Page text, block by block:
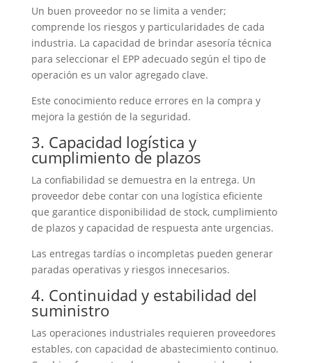
Un buen proveedor no se limita a vender;
comprende los riesgos y particularidades de cada
industria. La capacidad de brindar asesoría técnica
para seleccionar el EPP adecuado según el tipo de
operación es un valor agregado clave.
Este conocimiento reduce errores en la compra y
mejora la gestión de la seguridad.
3. Capacidad logística y
cumplimiento de plazos
La confiabilidad se demuestra en la entrega. Un
proveedor debe contar con una logística eficiente
que garantice disponibilidad de stock, cumplimiento
de plazos y capacidad de respuesta ante urgencias.
Las entregas tardías o incompletas pueden generar
paradas operativas y riesgos innecesarios.
4. Continuidad y estabilidad del
suministro
Las operaciones industriales requieren proveedores
estables, con capacidad de abastecimiento continuo.